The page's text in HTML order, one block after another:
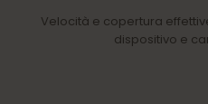
Velocità e copertura
dispositivo e